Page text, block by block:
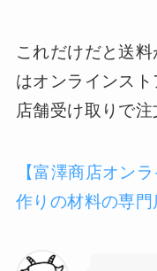
これだけだと送
はオンラインス
店舗受け取りで注
【富澤商店オン
作りの材料の専門